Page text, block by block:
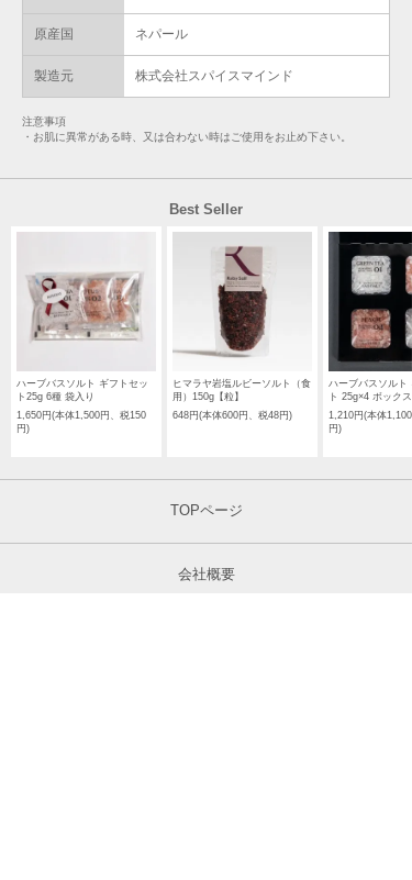
原産国 ネパール
製造元 株式会社スパイスマインド
注意事項
・お肌に異常がある時、又は合わない時はご使用をお止め下さい。
Best Seller
ハーブバスソルト ギフトセッ
ト25g 6種 袋入り
1,650円(本体1,500円、税150
円)
ヒマラヤ岩塩ルビーソルト（食
用）150g【粒】
648円(本体600円、税48円)
ハーブバスソルト
ト 25g×4 ボックス
1,210円(本体1,100
円)
TOPページ
会社概要